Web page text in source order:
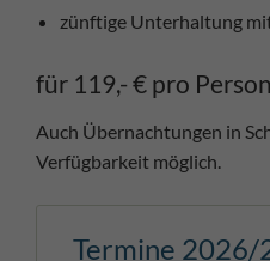
zünftige Unterhaltung
für 119,- € pro
Auch Übernachtungen in
Verfügbarkeit möglich.
Termine 2026/